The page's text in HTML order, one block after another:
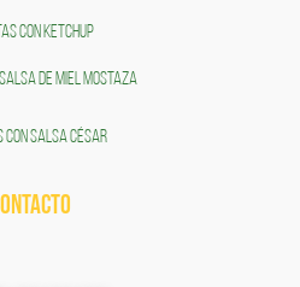
CON KETCHUP
DE MIEL MOSTAZA
CON SALSA CÉSAR